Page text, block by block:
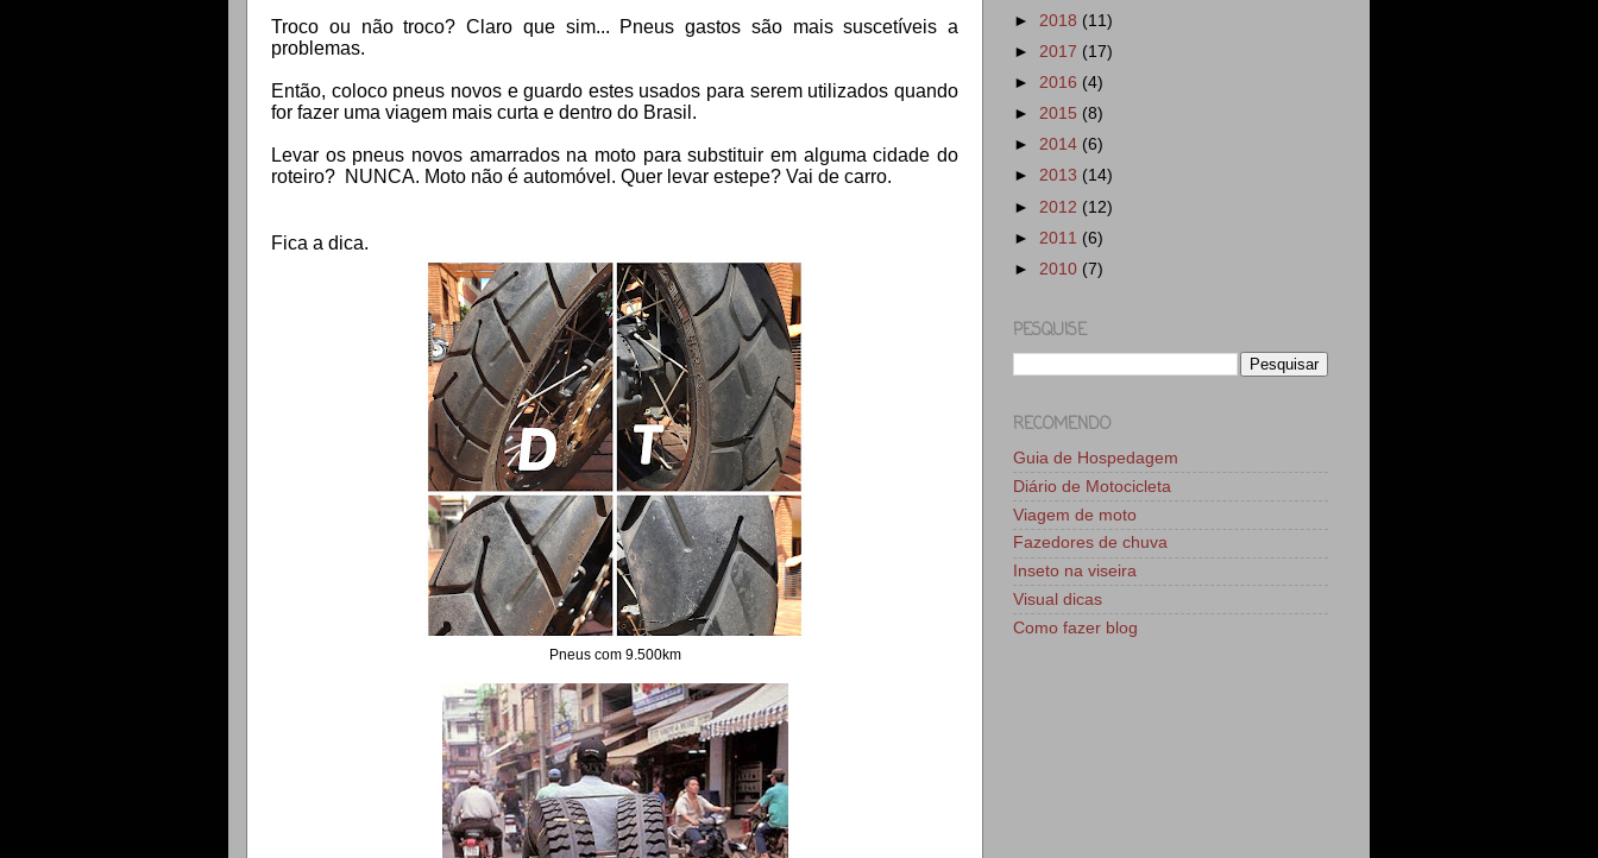
Troco ou não troco? Claro que sim... Pneus gastos são mais suscetíveis a
problemas.
Então, coloco pneus novos e guardo estes usados para serem utilizados quando
for fazer uma viagem mais curta e dentro do Brasil.
Levar os pneus novos amarrados na moto para substituir em alguma cidade do
roteiro? NUNCA. Moto não é automóvel. Quer levar estepe? Vai de carro.
Fica a dica.
Pneus com 9.500km
► 2018 (11)
► 2017 (17)
► 2016 (4)
► 2015 (8)
► 2014 (6)
► 2013 (14)
► 2012 (12)
► 2011 (6)
► 2010 (7)
PESQUISE
RECOMENDO
Guia de Hospedagem
Diário de Motocicleta
Viagem de moto
Fazedores de chuva
Inseto na viseira
Visual dicas
Como fazer blog